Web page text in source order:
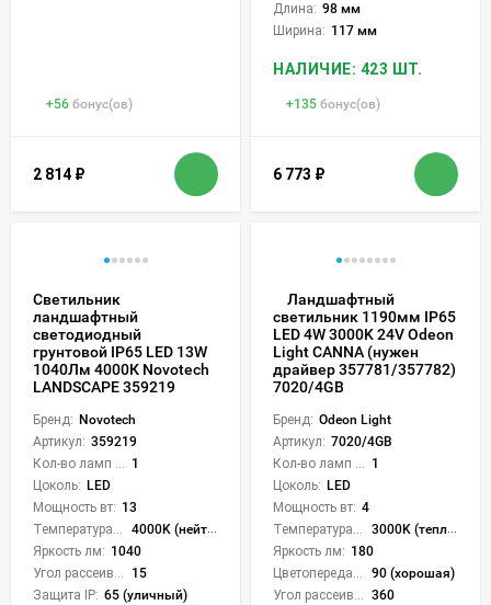
+56 бонус(ов)
2 814 ₽
Длина: 98 мм
Ширина: 117 мм
НАЛИЧИЕ: 423 ШТ.
+135 бонус(ов)
6 773 ₽
Светильник
ландшафтный
светодиодный
грунтовой IP65 LED 13W
1040Лм 4000К Novotech
LANDSCAPE 359219
Бренд: Novotech
Артикул: 359219
Кол-во ламп или LED: 1
Цоколь: LED
Мощность вт: 13
Температура света:
4000K (нейтральный)
Яркость лм: 1040
Угол рассеивания света °:
15
Защита IP: 65 (уличный)
Ландшафтный
светильник 1190мм IP65
LED 4W 3000K 24V Odeon
Light CANNA (нужен
драйвер 357781/357782)
7020/4GB
Бренд: Odeon Light
Артикул: 7020/4GB
Кол-во ламп или LED: 1
Цоколь: LED
Мощность вт: 4
Температура света:
3000K (теплый)
Яркость лм: 180
Цветопередача (CRI):
90 (хорошая)
Угол рассеивания света °: 360